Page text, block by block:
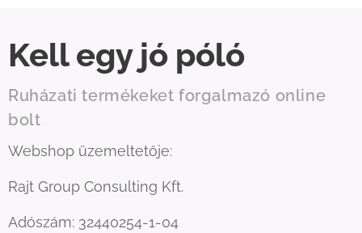
Kell egy jó póló
Ruházati termékeket forgalmazó online
bolt
Webshop üzemeltetője:
Rajt Group Consulting Kft.
Adószám: 32440254-1-04